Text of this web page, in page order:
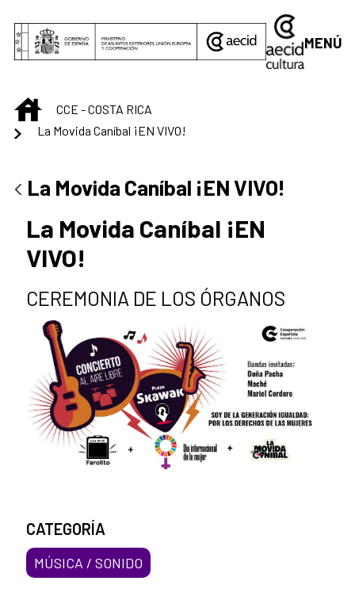
MENÚ
INICIO
CCE - COSTA RICA
La Movida Caníbal ¡EN VIVO!
La Movida Caníbal ¡EN VIVO!
La Movida Caníbal ¡EN
VIVO!
CEREMONIA DE LOS ÓRGANOS
CATEGORÍA
MÚSICA / SONIDO